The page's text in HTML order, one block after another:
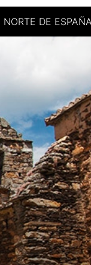
NORTE DE ESPAÑA